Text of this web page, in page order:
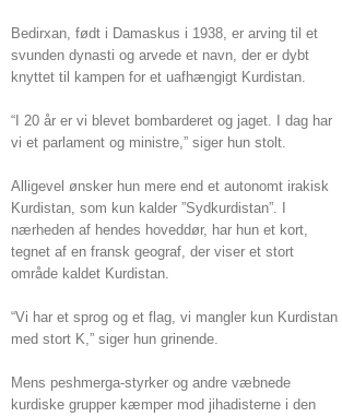
Bedirxan, født i Damaskus i 1938, er arving til et
svunden dynasti og arvede et navn, der er dybt
knyttet til kampen for et uafhængigt Kurdistan.
“I 20 år er vi blevet bombarderet og jaget. I dag har
vi et parlament og ministre,” siger hun stolt.
Alligevel ønsker hun mere end et autonomt irakisk
Kurdistan, som kun kalder ”Sydkurdistan”. I
nærheden af ​​hendes hoveddør, har hun et kort,
tegnet af en fransk geograf, der viser et stort
område kaldet Kurdistan.
“Vi har et sprog og et flag, vi mangler kun Kurdistan
med stort K,” siger hun grinende.
Mens peshmerga-styrker og andre væbnede
kurdiske grupper kæmper mod jihadisterne i den